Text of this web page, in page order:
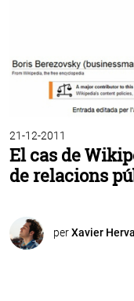
21-12-2011
El cas de
de relacions
perXavier